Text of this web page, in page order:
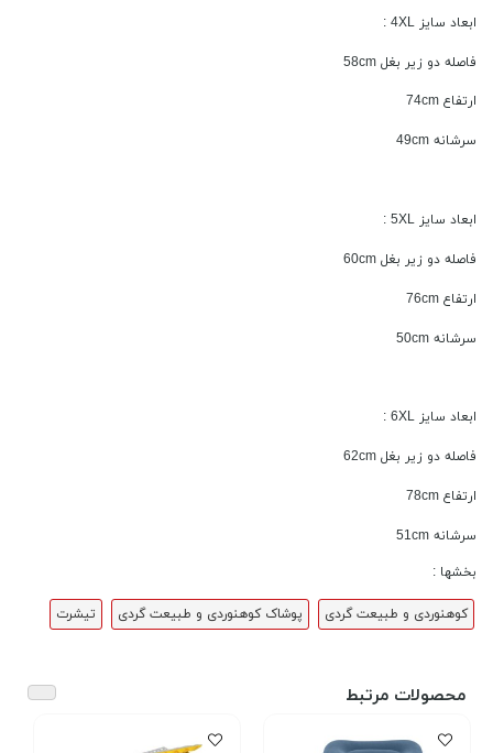
ابعاد سایز 4XL :
فاصله دو زیر بغل 58cm
ارتفاع 74cm
سرشانه 49cm
ابعاد سایز 5XL :
فاصله دو زیر بغل 60cm
ارتفاع 76cm
سرشانه 50cm
ابعاد سایز 6XL :
فاصله دو زیر بغل 62cm
ارتفاع 78cm
سرشانه 51cm
بخشها :
کوهنوردی و طبیعت گردی پوشاک کوهنوردی و طبیعت گردی تیشرت
محصولات مرتبط